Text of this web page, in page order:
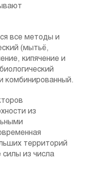
все методы и
(мытьё,
кипячение и
комбинированный.
из
территорий
силы из числа